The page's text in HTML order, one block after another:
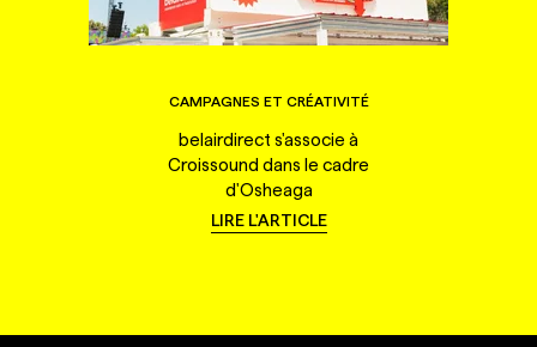
CAMPAGNES ET CRÉATIVITÉ
belairdirect s'associe à
Croissound dans le cadre
d'Osheaga
LIRE L'ARTICLE